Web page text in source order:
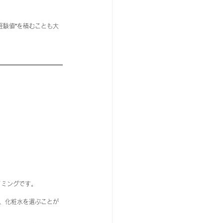
値”を積むことも大
ングです。
化粧水を選ぶことが